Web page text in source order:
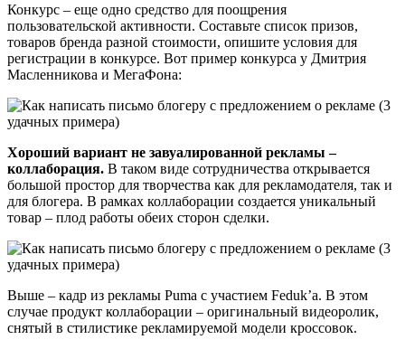
Конкурс – еще одно средство для поощрения
пользовательской активности. Составьте список призов,
товаров бренда разной стоимости, опишите условия для
регистрации в конкурсе. Вот пример конкурса у Дмитрия
Масленникова и МегаФона:
Хороший вариант не завуалированной рекламы –
коллаборация. В таком виде сотрудничества открывается
большой простор для творчества как для рекламодателя, так и
для блогера. В рамках коллаборации создается уникальный
товар – плод работы обеих сторон сделки.
Выше – кадр из рекламы Puma с участием Feduk’а. В этом
случае продукт коллаборации – оригинальный видеоролик,
снятый в стилистике рекламируемой модели кроссовок.